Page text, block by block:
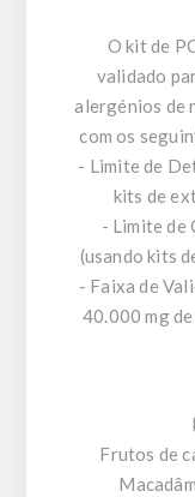
O kit de
validado
alergénios de
com os
- Limite de
kits de
- Limite de
(usando kits
- Faixa de
40.000 mg
Frutos de